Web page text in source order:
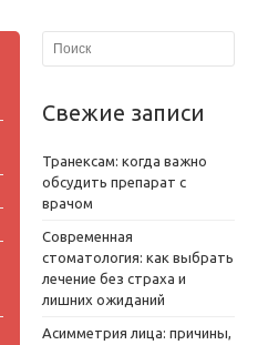
Свежие записи
Транексам: когда важно
обсудить препарат с
врачом
Современная
стоматология: как выбрать
лечение без страха и
лишних ожиданий
Асимметрия лица: причины,